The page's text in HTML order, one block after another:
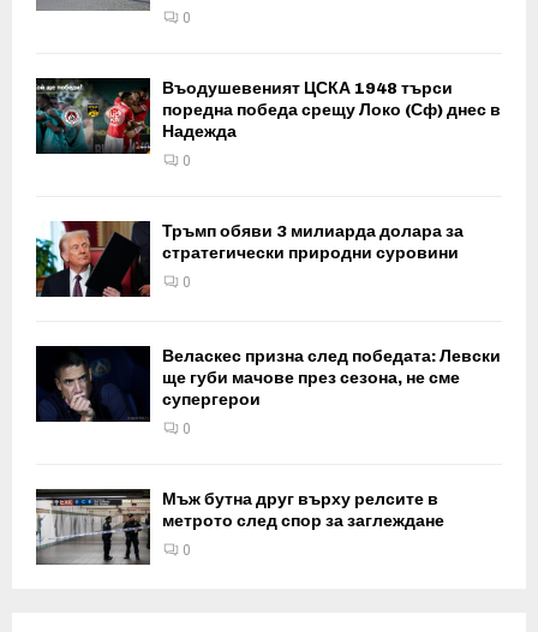
0
Въодушевеният ЦСКА 1948 търси
поредна победа срещу Локо (Сф) днес в
Надежда
0
Тръмп обяви 3 милиарда долара за
стратегически природни суровини
0
Веласкес призна след победата: Левски
ще губи мачове през сезона, не сме
супергерои
0
Мъж бутна друг върху релсите в
метрото след спор за заглеждане
0